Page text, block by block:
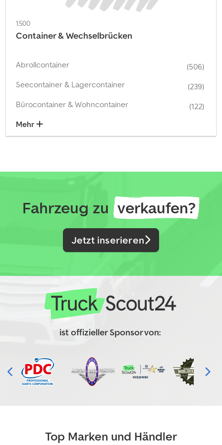
1.500
Container & Wechselbrücken
Abrollcontainer
(506)
Seecontainer & Lagercontainer
(239)
Bürocontainer & Wohncontainer
(122)
Mehr
Fahrzeug zu verkaufen?
Jetzt inserieren
ist offizieller Sponsor von:
Top Marken und Händler